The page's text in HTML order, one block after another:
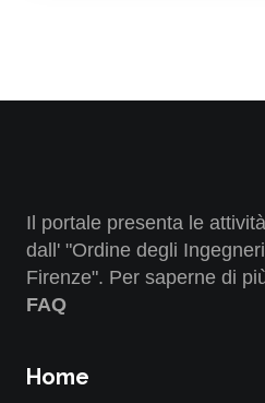
Il portale presenta le
dall' "Ordine degli
Firenze". Per saperne di
FAQ
Home